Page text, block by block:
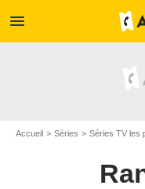
menu
Accueil Séries Séries TV les